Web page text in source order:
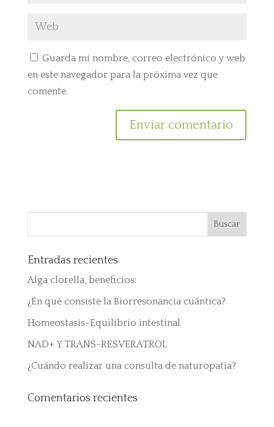
Guarda mi nombre, correo electrónico y web
en este navegador para la próxima vez que
comente.
Entradas recientes
Alga clorella, beneficios:
¿En qué consiste la Biorresonancia cuántica?
Homeostasis-Equilibrio intestinal
NAD+ Y TRANS-RESVERATROL
¿Cuándo realizar una consulta de naturopatía?
Comentarios recientes